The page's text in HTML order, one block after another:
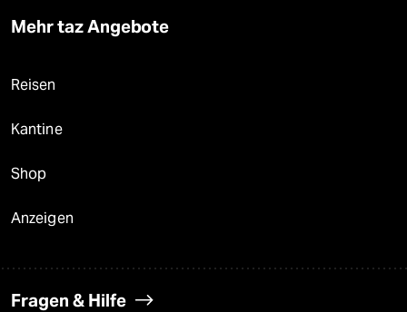
Mehr taz Angebote
Reisen
Kantine
Shop
Anzeigen
Fragen & Hilfe